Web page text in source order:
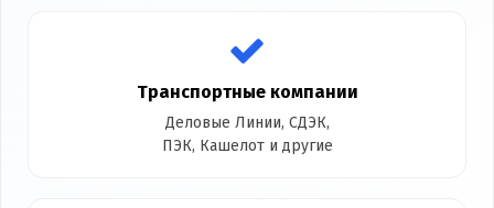
Транспортные компании
Деловые Линии, СДЭК,
ПЭК, Кашелот и другие